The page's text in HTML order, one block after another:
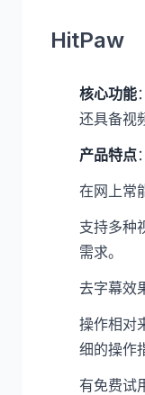
HitPaw
核心功能
还具备视
产品特点：
在网上常
支持多种
需求。
去字幕效
操作相对
细的操作
有免费试